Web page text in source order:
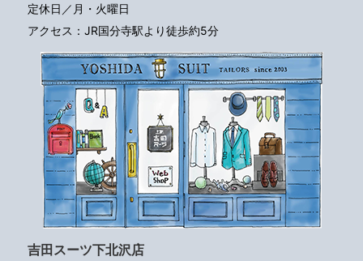
定休日／月・火曜日
アクセス：JR国分寺駅より徒歩約5分
吉田スーツ下北沢店